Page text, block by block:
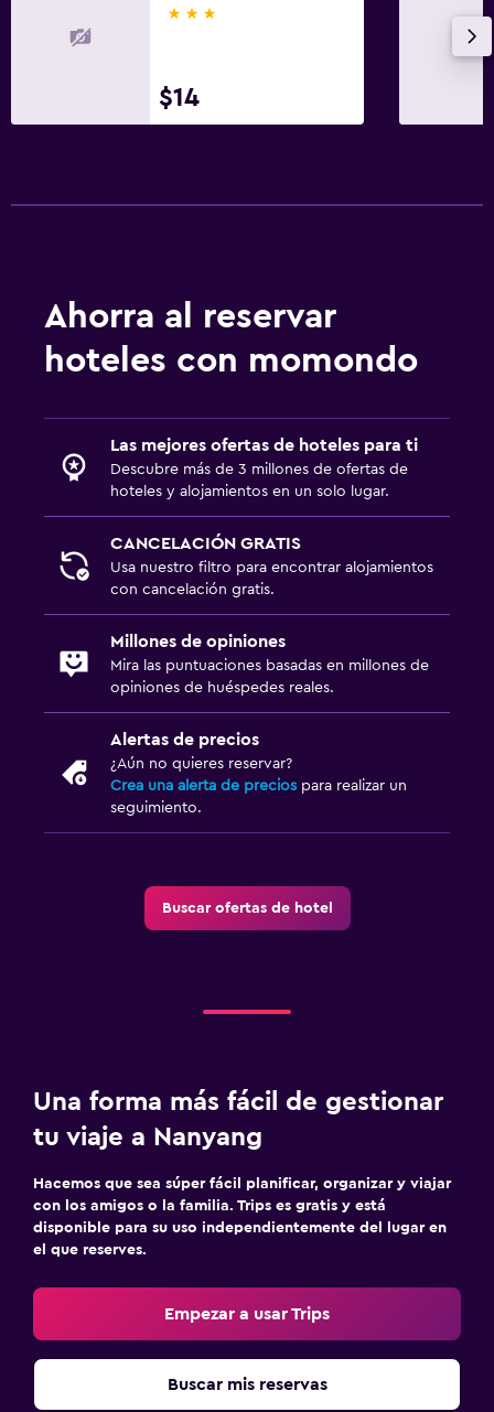
3 estrellas
$14
Ahorra al reservar
hoteles con momondo
Las mejores ofertas de hoteles para ti
Descubre más de 3 millones de ofertas de
hoteles y alojamientos en un solo lugar.
CANCELACIÓN GRATIS
Usa nuestro filtro para encontrar alojamientos
con cancelación gratis.
Millones de opiniones
Mira las puntuaciones basadas en millones de
opiniones de huéspedes reales.
Alertas de precios
¿Aún no quieres reservar?
Crea una alerta de precios para realizar un
seguimiento.
Buscar ofertas de hotel
Una forma más fácil de gestionar
tu viaje a Nanyang
Hacemos que sea súper fácil planificar, organizar y viajar
con los amigos o la familia. Trips es gratis y está
disponible para su uso independientemente del lugar en
el que reserves.
Empezar a usar Trips
Buscar mis reservas